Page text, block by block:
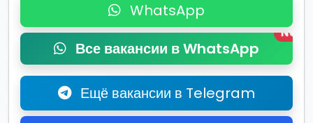
WhatsApp
Все вакансии в WhatsApp
New
Ещё вакансии в Telegram